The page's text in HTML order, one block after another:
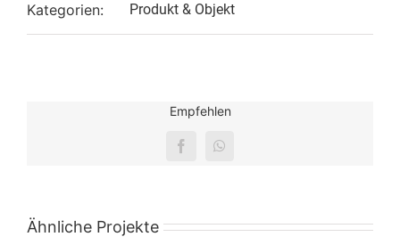
Kategorien: Produkt & Objekt
Empfehlen
FacebookWhatsApp
Ähnliche Projekte